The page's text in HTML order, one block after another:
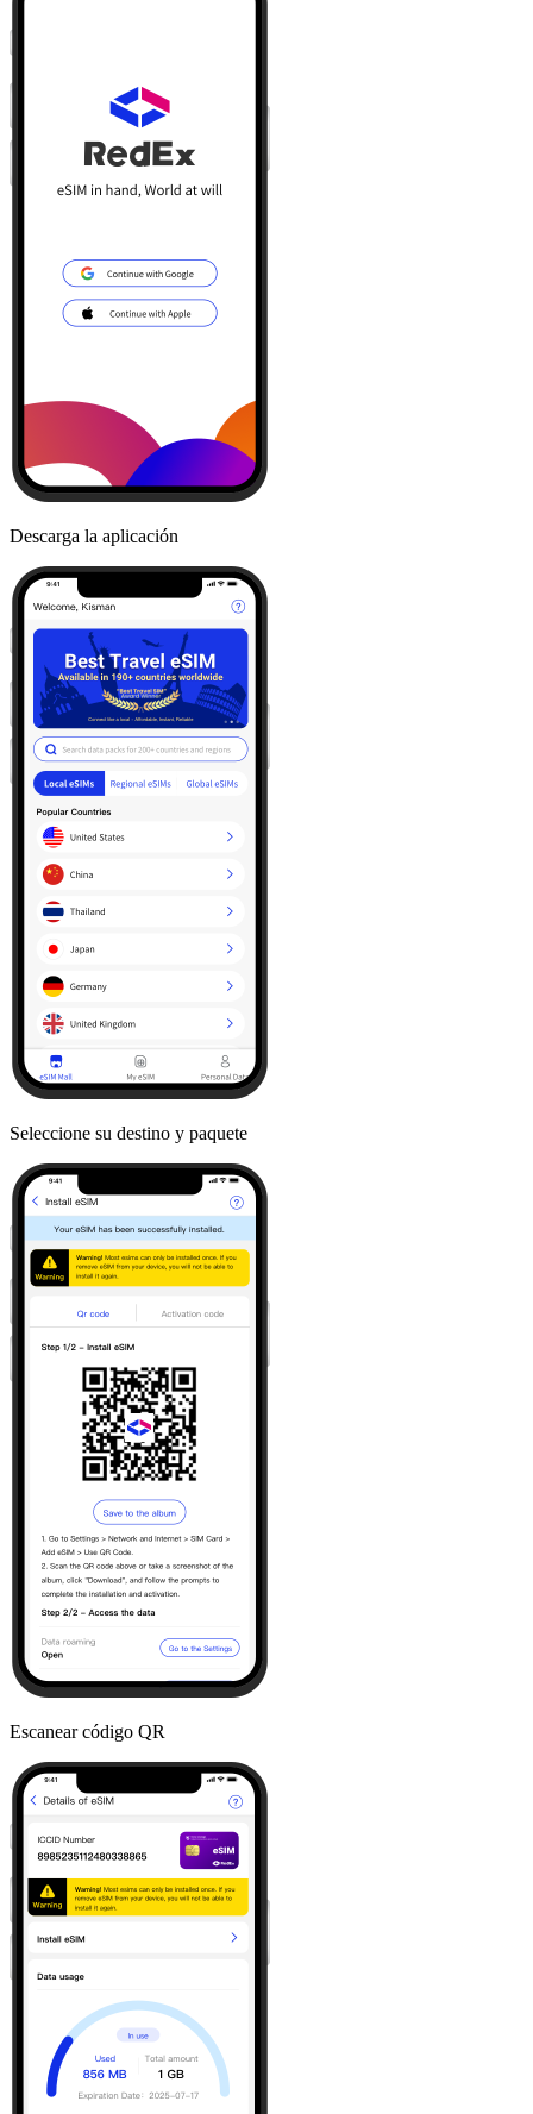
Descarga la aplicación
Seleccione su destino y paquete
Escanear código QR